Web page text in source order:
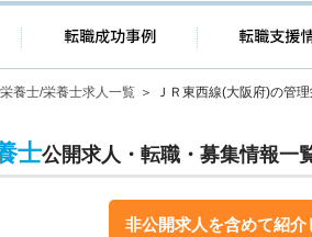
求人検索 転職成功事例
養士/栄養士求人一覧 ＪＲ東西線(大阪府)の管
士公開求人・転職・募集情報一
非公開求人を含めて紹介